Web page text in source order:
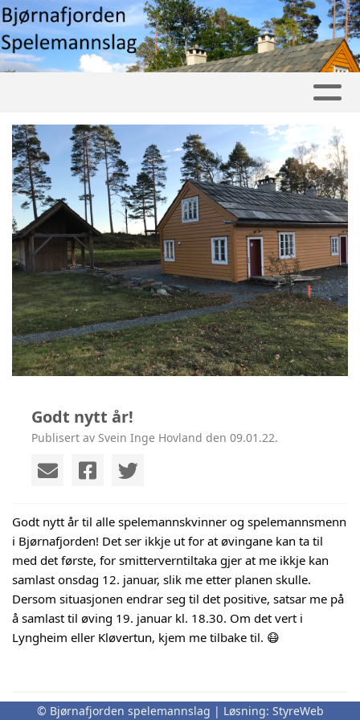
Godt nytt år!
Publisert av Svein Inge Hovland den 09.01.22.
Godt nytt år til alle spelemannskvinner og spelemannsmenn
i Bjørnafjorden! Det ser ikkje ut for at øvingane kan ta til
med det første, for smitterverntiltaka gjer at me ikkje kan
samlast onsdag 12. januar, slik me etter planen skulle.
Dersom situasjonen endrar seg til det positive, satsar me på
å samlast til øving 19. januar kl. 18.30. Om det vert i
Lyngheim eller Kløvertun, kjem me tilbake til. 😷
På cruise med folkemusikk
© Bjørnafjorden spelemannslag | Løsning: StyreWeb